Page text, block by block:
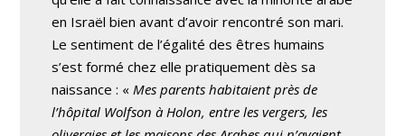
en Israël bien avant d’avoir rencontré son mari.
Le sentiment de l’égalité des êtres humains
s’est formé chez elle pratiquement dès sa
naissance : «Mes parents habitaient près de
l’hôpital Wolfson à Holon, entre les vergers, les